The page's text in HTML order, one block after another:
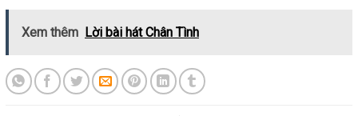
Xem thêm Lời bài hát Chân Tình